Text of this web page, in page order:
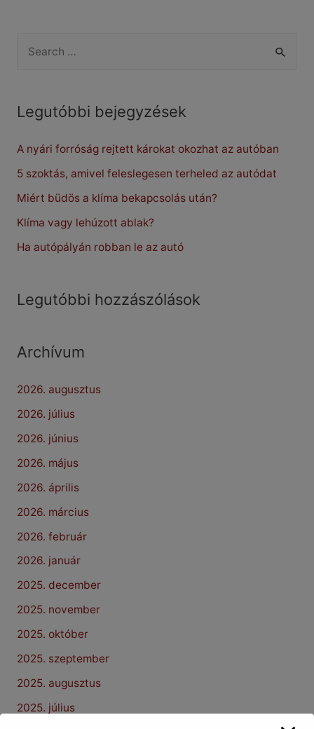
esőben
r
h
f
o
r
Legutóbbi bejegyzések
A nyári forróság rejtett károkat okozhat az autóban
5 szoktás, amivel feleslegesen terheled az autódat
Miért büdös a klíma bekapcsolás után?
Klíma vagy lehúzott ablak?
Ha autópályán robban le az autó
Legutóbbi hozzászólások
Archívum
2026. augusztus
2026. július
2026. június
2026. május
2026. április
2026. március
2026. február
2026. január
2025. december
2025. november
2025. október
2025. szeptember
2025. augusztus
2025. július